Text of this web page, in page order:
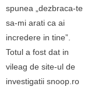
spunea „dezbraca-te
sa-mi arati ca ai
incredere in tine”.
Totul a fost dat in
vileag de site-ul de
investigatii snoop.ro